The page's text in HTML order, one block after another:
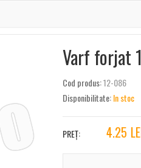
Varf forjat
Cod produs:12-086
Disponibilitate:In stoc
PREȚ: 4.25